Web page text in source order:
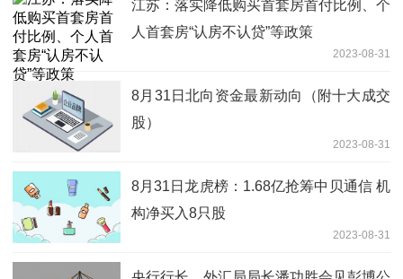
江苏：落实降低购买首套房首付比例、个
人首套房“认房不认贷”等政策
2023-08-31
8月31日北向资金最新动向（附十大成交
股）
2023-08-31
8月31日龙虎榜：1.68亿抢筹中贝通信 机
构净买入8只股
2023-08-31